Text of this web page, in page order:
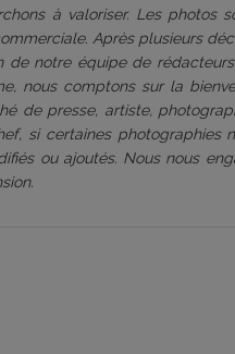
à valoriser. Les photos
Après plusieurs
de notre équipe de
nous comptons sur la
de presse, artiste,
si certaines photographies
ou ajoutés. Nous nous